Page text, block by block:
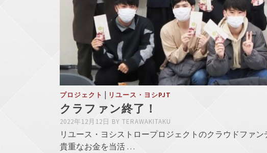
プロジェクト | リユース・ヨシPJT
クラファン終了！
2022年12月12日 BY TERAWAKITAKU
リユース・ヨシストロープロジェクトのクラウドファ
貴重なお金を当活 …